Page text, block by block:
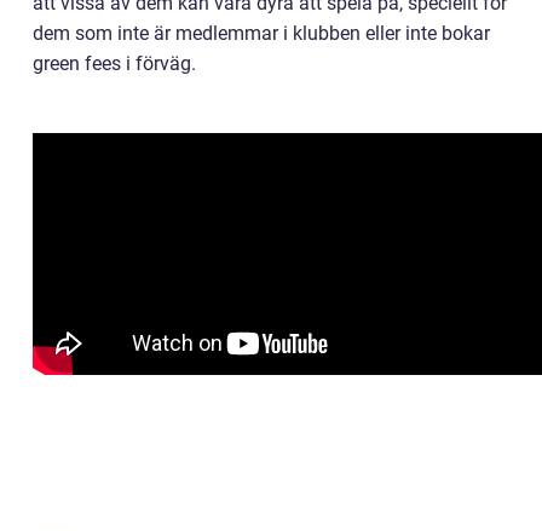
dem som inte är medlemmar i klubben eller inte bokar
green fees i förväg.